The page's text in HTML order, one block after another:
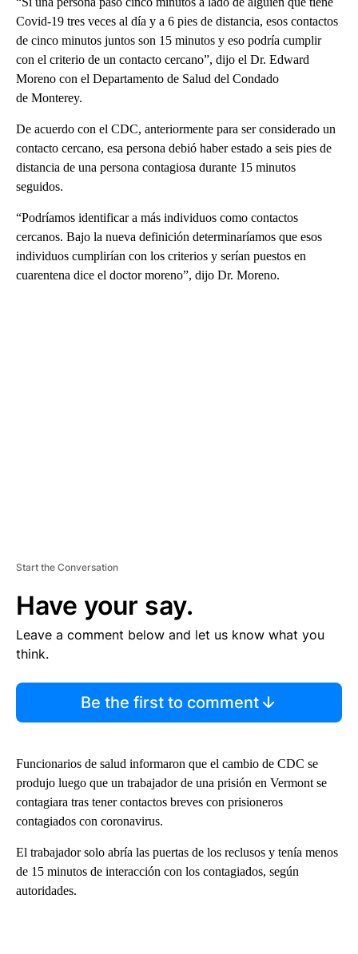
Covid-19 tres veces al día y a 6 pies de distancia, esos contactos
de cinco minutos juntos son 15 minutos y eso podría cumplir
con el criterio de un contacto cercano”, dijo el Dr. Edward
Moreno con el Departamento de Salud del Condado
de Monterey.
De acuerdo con el CDC, anteriormente para ser considerado un
contacto cercano, esa persona debió haber estado a seis pies de
distancia de una persona contagiosa durante 15 minutos
seguidos.
“Podríamos identificar a más individuos como contactos
cercanos. Bajo la nueva definición determinaríamos que esos
individuos cumplirían con los criterios y serían puestos en
cuarentena dice el doctor moreno”, dijo Dr. Moreno.
Start the Conversation
Have your say.
Leave a comment below and let us know what you
think.
Be the first to comment
Funcionarios de salud informaron que el cambio de CDC se
produjo luego que un trabajador de una prisión en Vermont se
contagiara tras tener contactos breves con prisioneros
contagiados con coronavirus.
El trabajador solo abría las puertas de los reclusos y tenía menos
de 15 minutos de interacción con los contagiados, según
autoridades.